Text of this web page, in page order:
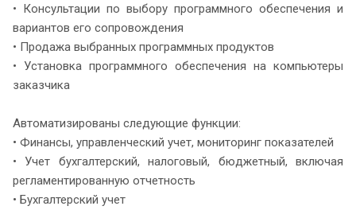
• Консультации по выбору программного обеспечения и
вариантов его сопровождения
• Продажа выбранных программных продуктов
• Установка программного обеспечения на компьютеры
заказчика
Автоматизированы следующие функции:
• Финансы, управленческий учет, мониторинг показателей
• Учет бухгалтерский, налоговый, бюджетный, включая
регламентированную отчетность
• Бухгалтерский учет